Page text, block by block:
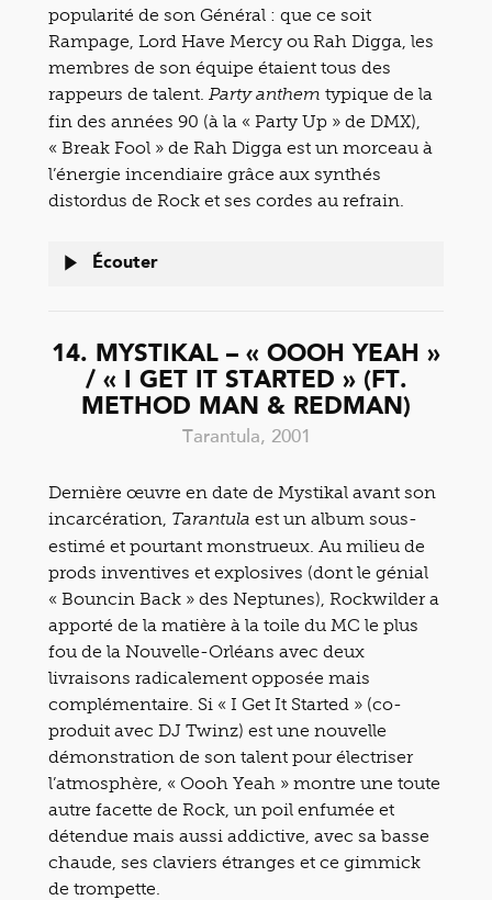
popularité de son Général : que ce soit
Rampage, Lord Have Mercy ou Rah Digga, les
membres de son équipe étaient tous des
rappeurs de talent. Party anthem typique de la
fin des années 90 (à la « Party Up » de DMX),
« Break Fool » de Rah Digga est un morceau à
l’énergie incendiaire grâce aux synthés
distordus de Rock et ses cordes au refrain.
Écouter
14. MYSTIKAL – « OOOH YEAH »
/ « I GET IT STARTED » (FT.
METHOD MAN & REDMAN)
Tarantula, 2001
Dernière œuvre en date de Mystikal avant son
incarcération,
Tarantula est un album sous-
estimé et pourtant monstrueux. Au milieu de
prods inventives et explosives (dont le génial
« Bouncin Back » des Neptunes), Rockwilder a
apporté de la matière à la toile du MC le plus
fou de la Nouvelle-Orléans avec deux
livraisons radicalement opposée mais
complémentaire. Si « I Get It Started » (co-
produit avec DJ Twinz) est une nouvelle
démonstration de son talent pour électriser
l’atmosphère, « Oooh Yeah » montre une toute
autre facette de Rock, un poil enfumée et
détendue mais aussi addictive, avec sa basse
chaude, ses claviers étranges et ce gimmick
de trompette.